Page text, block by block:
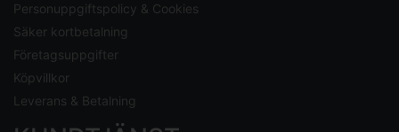
Personuppgiftspolicy & Cookies
Säker kortbetalning
Företagsuppgifter
Köpvillkor
Leverans & Betalning